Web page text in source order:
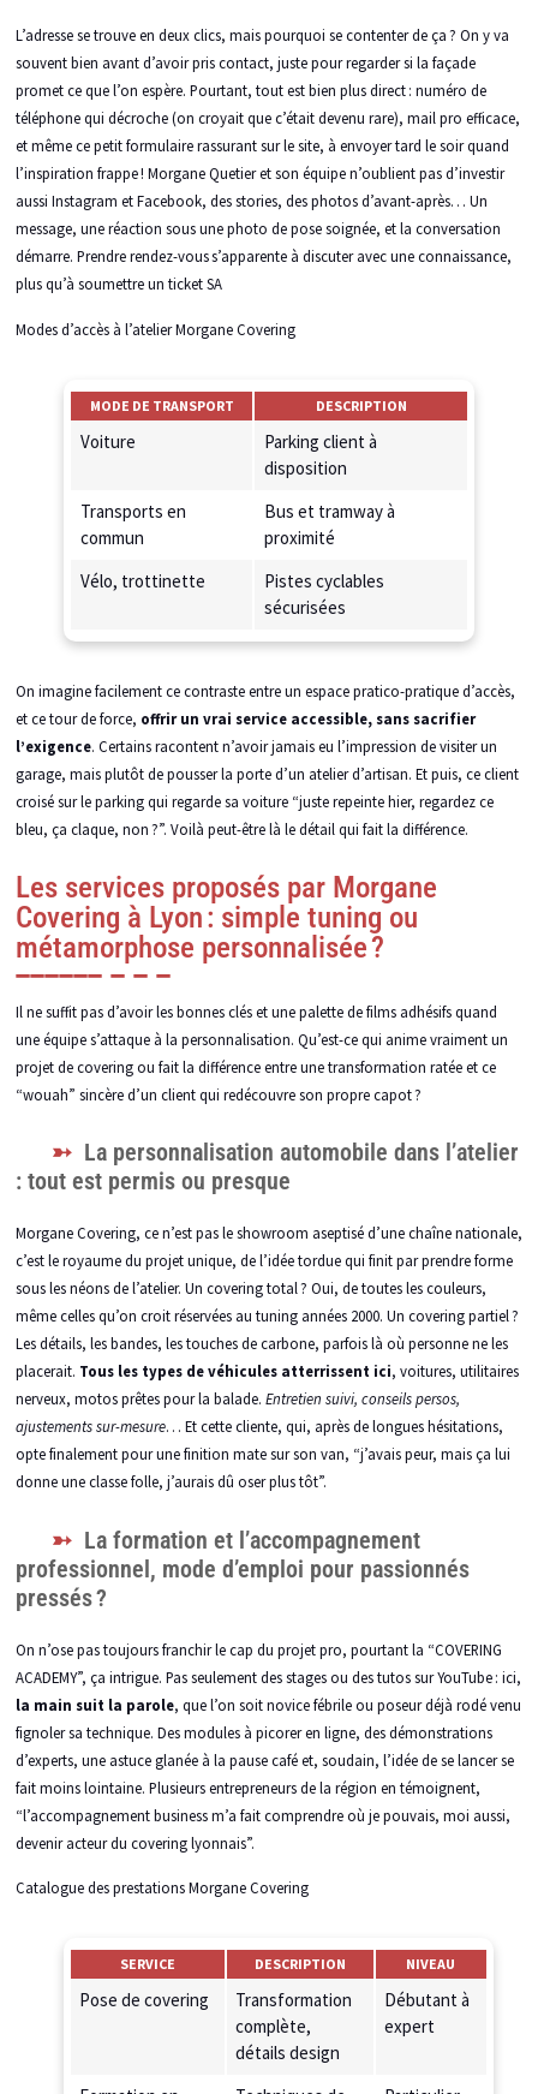
L’adresse se trouve en deux clics, mais pourquoi se contenter de ça ? On y va
souvent bien avant d’avoir pris contact, juste pour regarder si la façade
promet ce que l’on espère. Pourtant, tout est bien plus direct : numéro de
téléphone qui décroche (on croyait que c’était devenu rare), mail pro efficace,
et même ce petit formulaire rassurant sur le site, à envoyer tard le soir quand
l’inspiration frappe ! Morgane Quetier et son équipe n’oublient pas d’investir
aussi Instagram et Facebook, des stories, des photos d’avant-après… Un
message, une réaction sous une photo de pose soignée, et la conversation
démarre. Prendre rendez-vous s’apparente à discuter avec une connaissance,
plus qu’à soumettre un ticket SA
Modes d’accès à l’atelier Morgane Covering
MODE DE TRANSPORT DESCRIPTION
Voiture
Parking client à
disposition
Transports en
commun
Bus et tramway à
proximité
Vélo, trottinette
Pistes cyclables
sécurisées
On imagine facilement ce contraste entre un espace pratico-pratique d’accès,
et ce tour de force, offrir un vrai service accessible, sans sacrifier
l’exigence. Certains racontent n’avoir jamais eu l’impression de visiter un
garage, mais plutôt de pousser la porte d’un atelier d’artisan. Et puis, ce client
croisé sur le parking qui regarde sa voiture “juste repeinte hier, regardez ce
bleu, ça claque, non ?”. Voilà peut-être là le détail qui fait la différence.
Les services proposés par Morgane
Covering à Lyon : simple tuning ou
métamorphose personnalisée ?
Il ne suffit pas d’avoir les bonnes clés et une palette de films adhésifs quand
une équipe s’attaque à la personnalisation. Qu’est-ce qui anime vraiment un
projet de covering ou fait la différence entre une transformation ratée et ce
“wouah” sincère d’un client qui redécouvre son propre capot ?
La personnalisation automobile dans l’atelier
: tout est permis ou presque
Morgane Covering, ce n’est pas le showroom aseptisé d’une chaîne nationale,
c’est le royaume du projet unique, de l’idée tordue qui finit par prendre forme
sous les néons de l’atelier. Un covering total ? Oui, de toutes les couleurs,
même celles qu’on croit réservées au tuning années 2000. Un covering partiel ?
Les détails, les bandes, les touches de carbone, parfois là où personne ne les
placerait. Tous les types de véhicules atterrissent ici, voitures, utilitaires
nerveux, motos prêtes pour la balade. Entretien suivi, conseils persos,
ajustements sur-mesure… Et cette cliente, qui, après de longues hésitations,
opte finalement pour une finition mate sur son van, “j’avais peur, mais ça lui
donne une classe folle, j’aurais dû oser plus tôt”.
La formation et l’accompagnement
professionnel, mode d’emploi pour passionnés
pressés ?
On n’ose pas toujours franchir le cap du projet pro, pourtant la “COVERING
ACADEMY”, ça intrigue. Pas seulement des stages ou des tutos sur YouTube : ici,
la main suit la parole, que l’on soit novice fébrile ou poseur déjà rodé venu
fignoler sa technique. Des modules à picorer en ligne, des démonstrations
d’experts, une astuce glanée à la pause café et, soudain, l’idée de se lancer se
fait moins lointaine. Plusieurs entrepreneurs de la région en témoignent,
“l’accompagnement business m’a fait comprendre où je pouvais, moi aussi,
devenir acteur du covering lyonnais”.
Catalogue des prestations Morgane Covering
SERVICE DESCRIPTION NIVEAU
Pose de covering
Transformation
complète,
détails design
Débutant à
expert